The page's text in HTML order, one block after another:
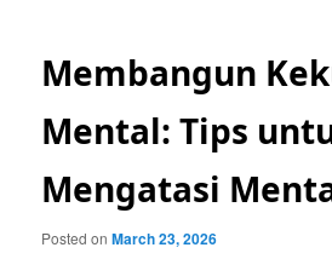
Membangun
Mental: Tips
Mengatasi
Posted onMarch 23, 2026